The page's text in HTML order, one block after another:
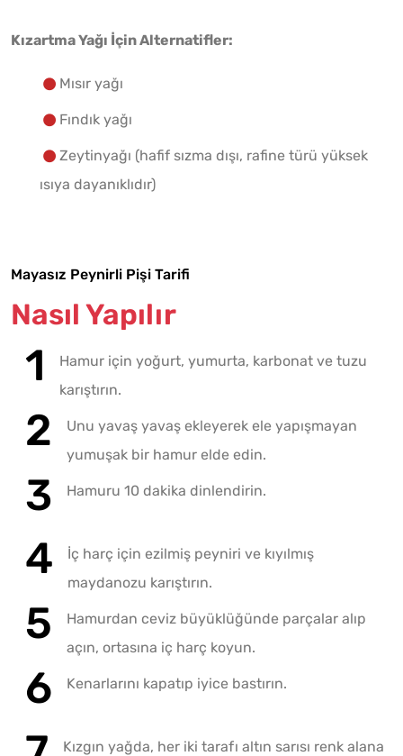
Kızartma Yağı İçin Alternatifler:
Mısır yağı
Fındık yağı
Zeytinyağı (hafif sızma dışı, rafine türü yüksek
ısıya dayanıklıdır)
Mayasız Peynirli Pişi Tarifi
Nasıl Yapılır
Hamur için yoğurt, yumurta, karbonat ve tuzu
karıştırın.
Unu yavaş yavaş ekleyerek ele yapışmayan
yumuşak bir hamur elde edin.
Hamuru 10 dakika dinlendirin.
İç harç için ezilmiş peyniri ve kıyılmış
maydanozu karıştırın.
Hamurdan ceviz büyüklüğünde parçalar alıp
açın, ortasına iç harç koyun.
Kenarlarını kapatıp iyice bastırın.
Kızgın yağda, her iki tarafı altın sarısı renk alana